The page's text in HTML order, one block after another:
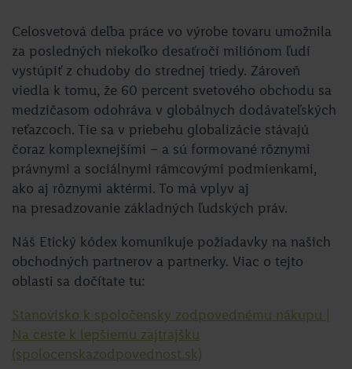
Celosvetová deľba práce vo výrobe tovaru umožnila
za posledných niekoľko desaťročí miliónom ľudí
vystúpiť z chudoby do strednej triedy. Zároveň
viedla k tomu, že 60 percent svetového obchodu sa
medzičasom odohráva v globálnych dodávateľských
reťazcoch. Tie sa v priebehu globalizácie stávajú
čoraz komplexnejšími – a sú formované rôznymi
právnymi a sociálnymi rámcovými podmienkami,
ako aj rôznymi aktérmi. To má vplyv aj
na presadzovanie základných ľudských práv.
Náš Etický kódex komunikuje požiadavky na našich
obchodných partnerov a partnerky. Viac o tejto
oblasti sa dočítate tu:
Stanovisko k spoločensky zodpovednému nákupu |
Na ceste k lepšiemu zajtrajšku
(spolocenskazodpovednost.sk)